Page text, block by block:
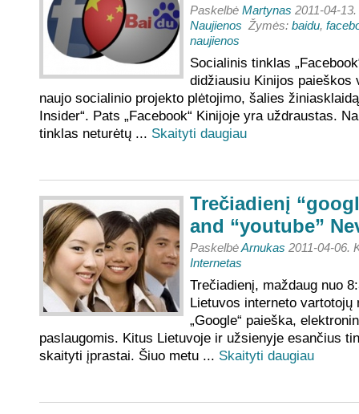
Paskelbė Martynas 2011-04-
Naujienos Žymės: baidu,
naujienos
Socialinis tinklas
didžiausiu Kinijos paieškos
naujo socialinio projekto plėtojimo, šalies
Insider“. Pats „Facebook“ Kinijoje yra uždraustas.
tinklas neturėtų ... Skaityti daugiau
Trečiadienį
and “youtube”
PaskelbėArnukas 2011-04-06.
Internetas
Trečiadienį, maždaug nuo
Lietuvos interneto vartotojų
„Google“ paieška,
paslaugomis. Kitus Lietuvoje ir užsienyje esančius
skaityti įprastai. Šiuo metu ... Skaityti daugiau